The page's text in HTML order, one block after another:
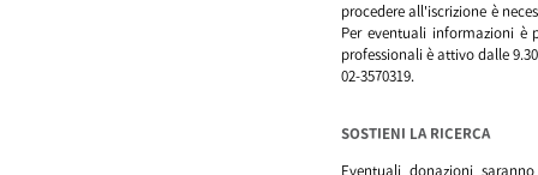
procedere all'iscrizione è
Per eventuali informazioni
professionali è attivo dalle
02-3570319.
SOSTIENI LA RICERCA
Eventuali donazioni